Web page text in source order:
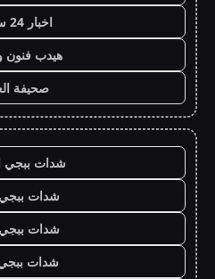
اخبار 24 ساعة
هيدب فنون
صحيفة
شدات ببجي
شدات ببجي
شدات ببجي
شدات